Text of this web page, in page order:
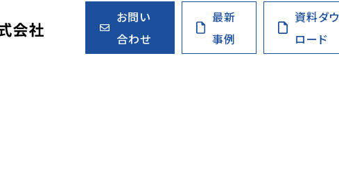
お問い
合わせ
最新
事例
資料ダ
ロード